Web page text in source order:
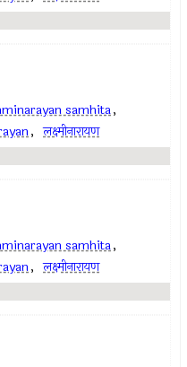
samhita,
, लक्ष्मीनारायण
samhita,
, लक्ष्मीनारायण